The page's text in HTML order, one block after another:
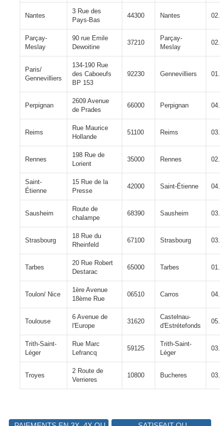
Nantes
3 Rue des
Pays-Bas
44300 Nantes
Parçay-
Meslay
90 rue Emile
Dewoitine
37210
Parçay-
Meslay
Paris/
Gennevilliers
134-190 Rue
des Caboeufs
BP 153
92230 Gennevilliers
Perpignan
2609 Avenue
de Prades
66000 Perpignan
Reims
Rue Maurice
Hollande
51100 Reims
Rennes
198 Rue de
Lorient
35000 Rennes
Saint-
Étienne
15 Rue de la
Presse
42000 Saint-Étienne
Sausheim
Route de
chalampe
68390 Sausheim
Strasbourg
18 Rue du
Rheinfeld
67100 Strasbourg
Tarbes
20 Rue Robert
Destarac
65000 Tarbes
Toulon/ Nice
1ère Avenue
18ème Rue
06510 Carros
Toulouse
6 Avenue de
l'Europe
31620
Castelnau-
d'Estrétefonds
Trith-Saint-
Léger
Rue Marc
Lefrancq
59125
Trith-Saint-
Léger
Troyes
2 Route de
Verrieres
10800 Bucheres